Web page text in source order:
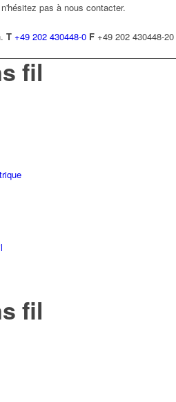
pas à nous contacter.
T +49 202 430448-0 F +49 202 430448-20
fil
fil